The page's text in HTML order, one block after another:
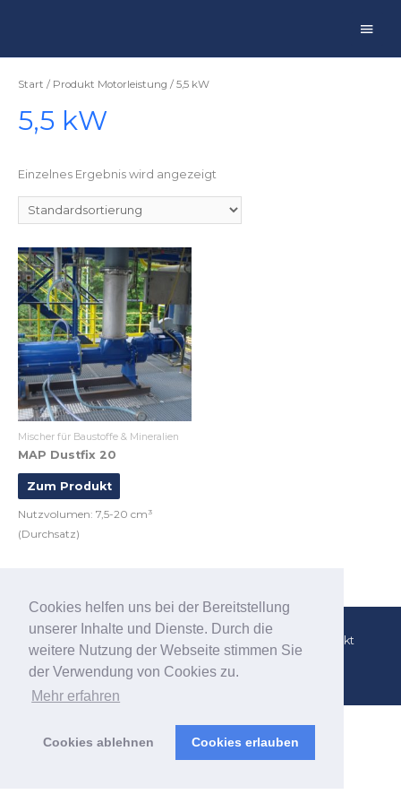
Cookies helfen uns bei der Bereitstellung
unserer Inhalte und Dienste. Durch die
weitere Nutzung der Webseite stimmen Sie
der Verwendung von Cookies zu.
Mehr erfahren
Cookies ablehnen Cookies erlauben
Main
Start / Produkt Motorleistung / 5,5 kW
5,5 kW
Einzelnes Ergebnis wird angezeigt
Mischer für Baustoffe & Mineralien
MAP Dustfix 20
Zum Produkt
Nutzvolumen: 7,5-20 cm³
(Durchsatz)
Kontakt
© 2026Mischerboerse.de